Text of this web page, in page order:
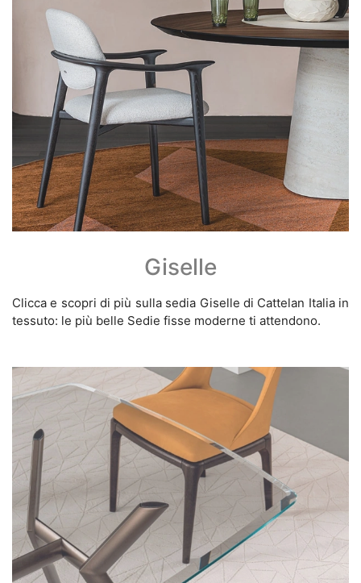
Giselle
Clicca e scopri di più sulla sedia Giselle di Cattelan Italia in
tessuto: le più belle Sedie fisse moderne ti attendono.